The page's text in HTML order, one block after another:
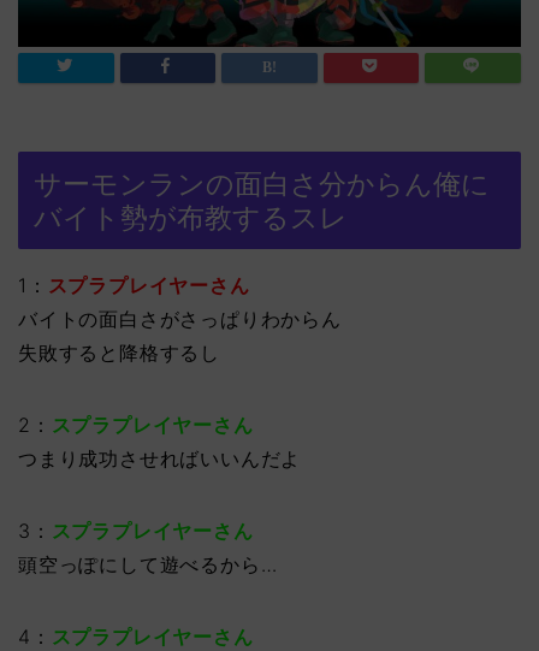
サーモンランの面白さ分からん俺に
バイト勢が布教するスレ
1： スプラプレイヤーさん
バイトの面白さがさっぱりわからん
失敗すると降格するし
2： スプラプレイヤーさん
つまり成功させればいいんだよ
3： スプラプレイヤーさん
頭空っぽにして遊べるから…
4： スプラプレイヤーさん